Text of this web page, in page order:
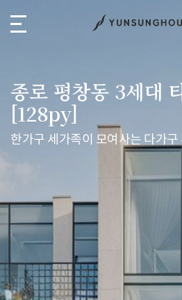
종로 평창동 3세대
[128py]
한가구 세가족이 모여사는 다가구